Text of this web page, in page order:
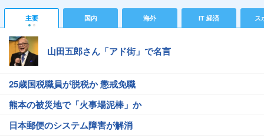
主要 国内 海外 IT 経済 ス
山田五郎さん「アド街」で名言
25歳国税職員が脱税か 懲戒免職
熊本の被災地で「火事場泥棒」か
日本郵便のシステム障害が解消